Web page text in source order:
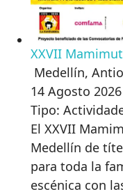
XXVII
Medellín,
14 Agosto
Tipo:
El XXVII
Medellín de
para toda la
escénica con